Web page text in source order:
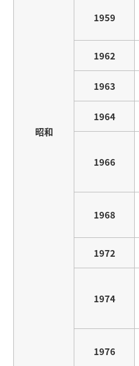
昭和
1959
1962
1963
1964
1966
1968
1972
1974
1976